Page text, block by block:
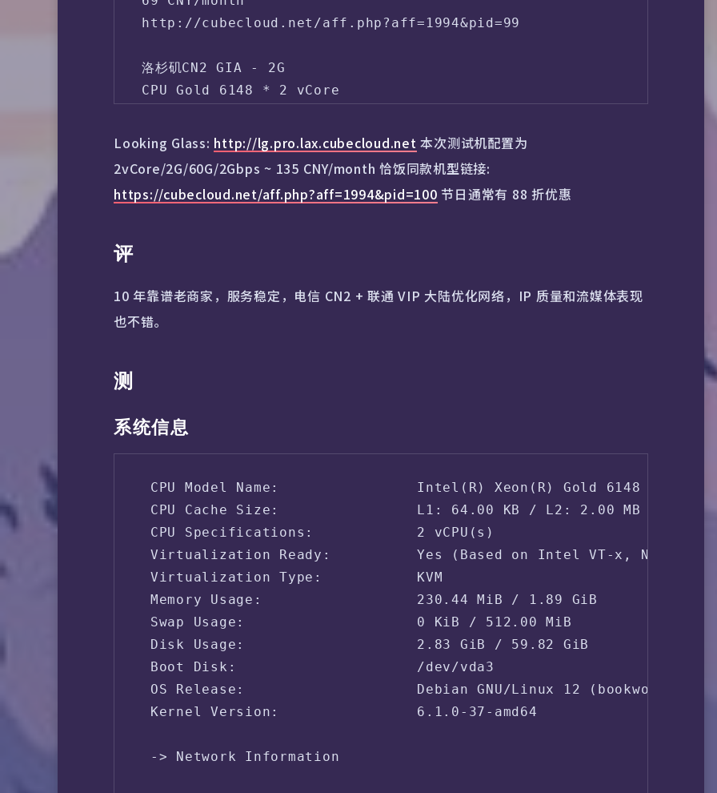
http://cubecloud.net/aff.php?aff=1994&pid=99
洛杉矶CN2 GIA - 2G
CPU Gold 6148 * 2 vCore
SSD 60GB
带宽 2Gbps
1 IPv4 & 1 IPv6
135 CNY/month
https://cubecloud.net/aff.php?aff=1994&pid=100
Looking Glass: http://lg.pro.lax.cubecloud.net 本次测试机配置为
2vCore/2G/60G/2Gbps ~ 135 CNY/month 恰饭同款机型链接:
https://cubecloud.net/aff.php?aff=1994&pid=100 节日通常有 88 折优惠
评
10 年靠谱老商家，服务稳定，电信 CN2 + 联通 VIP 大陆优化网络，IP 质量和流媒体表现
也不错。
测
系统信息
CPU Model Name:                Intel(R) Xeon(R) Gold 6148 CPU @
CPU Cache Size:                L1: 64.00 KB / L2: 2.00 MB / L3:
CPU Specifications:            2 vCPU(s)
Virtualization Ready:          Yes (Based on Intel VT-x, Nested
Virtualization Type:           KVM
Memory Usage:                  230.44 MiB / 1.89 GiB
Swap Usage:                    0 KiB / 512.00 MiB
Disk Usage:                    2.83 GiB / 59.82 GiB
Boot Disk:                     /dev/vda3
OS Release:                    Debian GNU/Linux 12 (bookworm)
Kernel Version:                6.1.0-37-amd64
-> Network Information